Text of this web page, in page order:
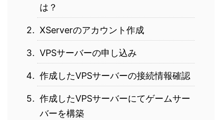
は？
XServerのアカウント作成
VPSサーバーの申し込み
作成したVPSサーバーの接続情報確認
作成したVPSサーバーにてゲームサー
バーを構築